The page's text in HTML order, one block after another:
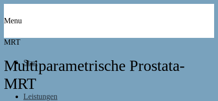
Menu
Start
Leistungen
MRT
Multiparametrische Prostata-
MRT